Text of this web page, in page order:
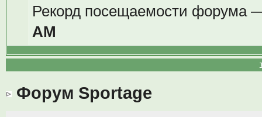
Рекорд посещаемости форума
AM
Форум Sportage